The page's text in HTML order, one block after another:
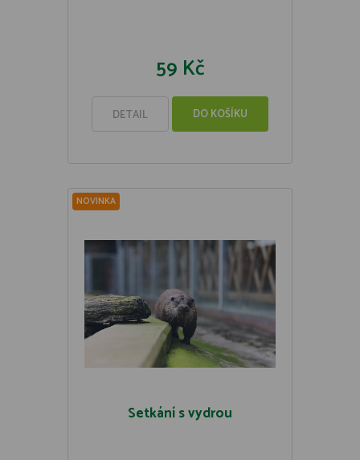
59 Kč
DETAIL DO KOŠÍKU
NOVINKA
Setkání s vydrou